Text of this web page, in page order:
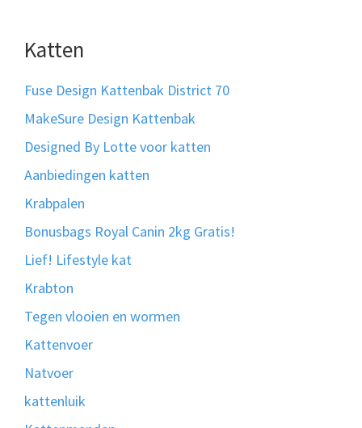
Katten
Fuse Design Kattenbak District 70
MakeSure Design Kattenbak
Designed By Lotte voor katten
Aanbiedingen katten
Krabpalen
Bonusbags Royal Canin 2kg Gratis!
Lief! Lifestyle kat
Krabton
Tegen vlooien en wormen
Kattenvoer
Natvoer
kattenluik